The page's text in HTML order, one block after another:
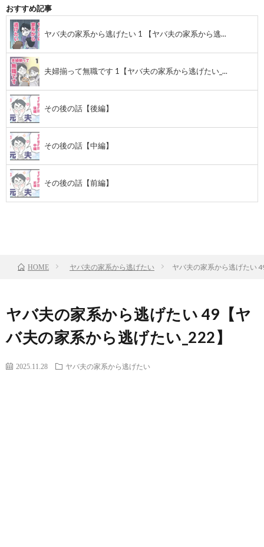
おすすめ記事
ヤバ夫の家系から逃げたい 1 【ヤバ夫の家系から逃...
夫婦揃って無職です 1【ヤバ夫の家系から逃げたい_...
その後の話【後編】
その後の話【中編】
その後の話【前編】
HOME ヤバ夫の家系から逃げたい ヤバ夫の家系から逃げたい
ヤバ夫の家系から逃げたい 49【ヤ
バ夫の家系から逃げたい_222】
2025.11.28 ヤバ夫の家系から逃げたい